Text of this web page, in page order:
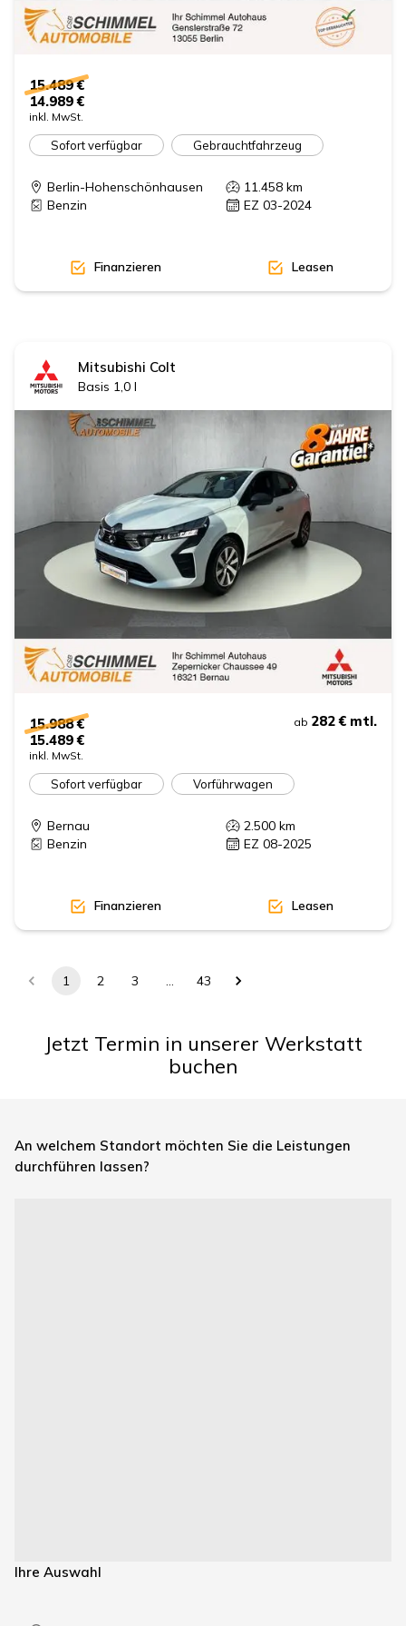
15.489 €
14.989 €
inkl. MwSt.
Sofort verfügbar Gebrauchtfahrzeug
Berlin-Hohenschönhausen 11.458 km
Benzin
EZ 03-2024
Finanzieren Leasen
Mitsubishi Colt
Basis 1,0 l
15.988 €
15.489 €
inkl. MwSt.
ab 282 € mtl.
Sofort verfügbar Vorführwagen
Bernau 2.500 km
Benzin
EZ 08-2025
Finanzieren Leasen
1 2 3 … 43
Jetzt Termin in unserer Werkstatt
buchen
An welchem Standort möchten Sie die Leistungen
durchführen lassen?
Ihre Auswahl